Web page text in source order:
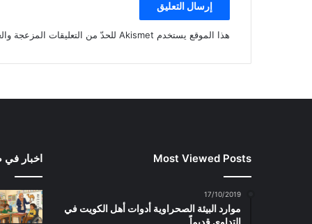
هذا الموقع يستخدم Akismet للحدّ من التعليقات المزعجة والغير مرغوبة.
Most Viewed Posts
17/10/2019
موارد البيئة الصحراوية أدوات أهل الكويت في
التداوي قديماً
اخبار في